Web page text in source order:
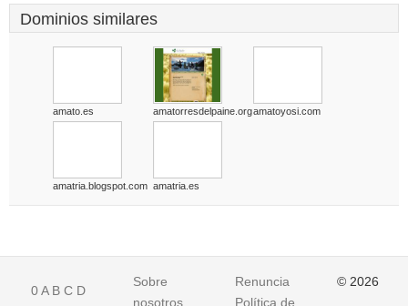
Dominios similares
amato.es amatorresdelpaine.orgamatoyosi.com
amatria.blogspot.com amatria.es
0A B C D
Sobre
nosotros
Renuncia
Política de
© 2026